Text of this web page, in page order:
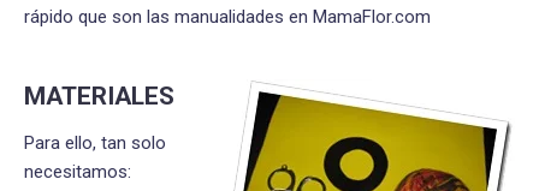
rápido que son las manualidades en MamaFlor.com
MATERIALES
Para ello, tan solo
necesitamos: